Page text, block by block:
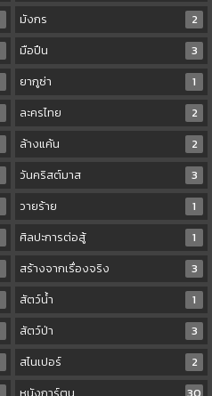
มังกร
2
มือปืน
3
ยากูซ่า
1
ละครไทย
2
ล้างแค้น
2
วันคริสต์มาส
3
วายร้าย
1
ศิลปะการต่อสู้
1
สร้างจากเรื่องจริง
3
สัตว์น้ำ
1
สัตว์ป่า
3
สไนเปอร์
2